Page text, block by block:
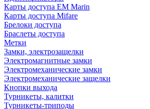
Карты доступа EM Marin
Карты доступа Mifare
Брелоки доступа
Браслеты доступа
Метки
Замки, электрозащелки
Электромагнитные замки
Электромеханические замки
Электромеханические защелки
Кнопки выхода
Турникеты, калитки
Турникеты-триподы